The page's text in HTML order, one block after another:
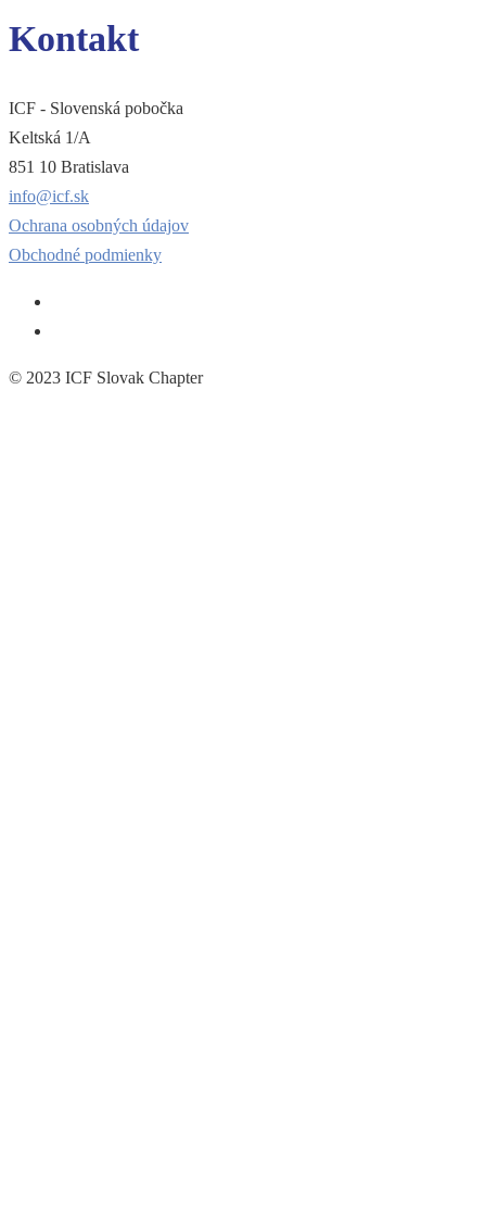
Kontakt
ICF - Slovenská pobočka
Keltská 1/A
851 10 Bratislava
info@icf.sk
Ochrana osobných údajov
Obchodné podmienky
© 2023 ICF Slovak Chapter